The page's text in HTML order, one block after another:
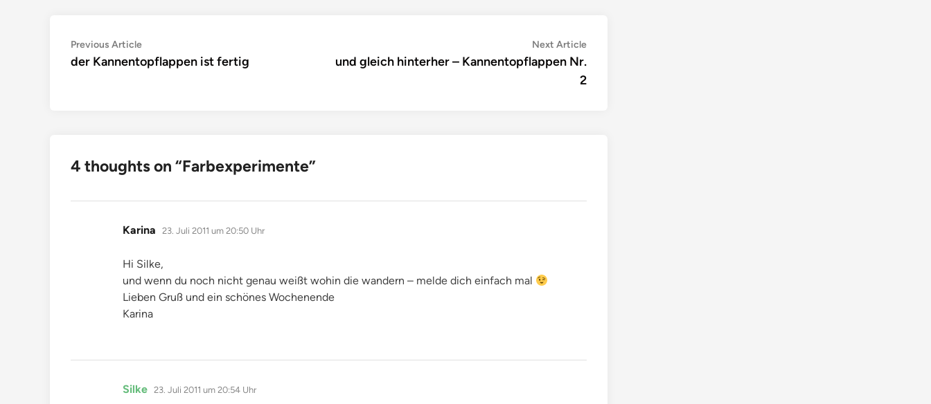
Beitragsnavigation
Previous ArticlePrevious
article:
der Kannentopflappen ist fertig
Next ArticleNext
und gleich hinterher – Kannentopflappen Nr.
2
4 thoughts on “Farbexperimente”
Karina sagt:
23. Juli 2011 um 20:50 Uhr
Hi Silke,
und wenn du noch nicht genau weißt wohin die wandern – melde dich einfach mal
Lieben Gruß und ein schönes Wochenende
Karina
Silke sagt:
23. Juli 2011 um 20:54 Uhr